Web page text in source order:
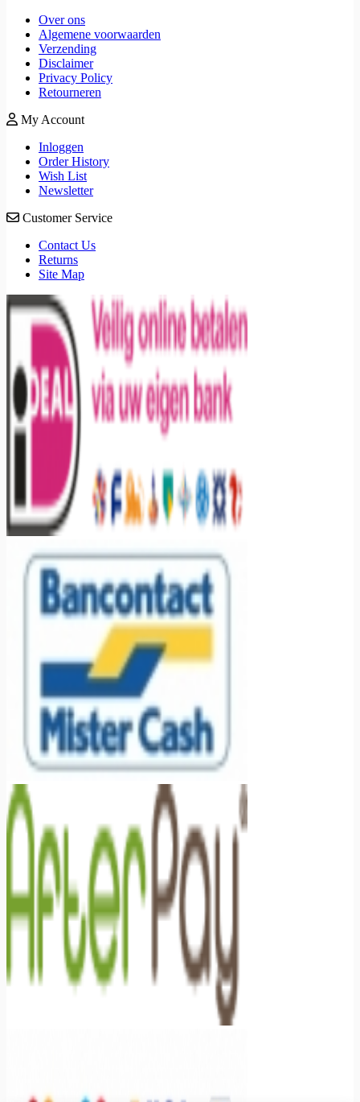
Over ons
Algemene voorwaarden
Verzending
Disclaimer
Privacy Policy
Retourneren
My Account
Inloggen
Order History
Wish List
Newsletter
Customer Service
Contact Us
Returns
Site Map